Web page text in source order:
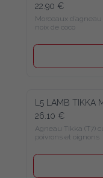
22.90 €
Morceaux d’agneau
coco
L5 LAMB TIKKA
26.10 €
Agneau Tikka (T7) cuit
et oignons